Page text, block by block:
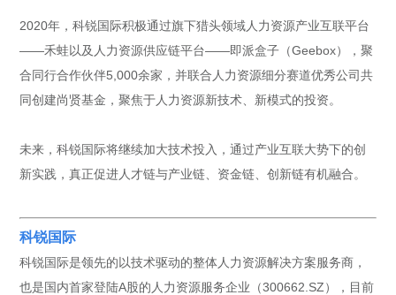
2020年，科锐国际积极通过旗下猎头领域人力资源产业互联平台
——禾蛙以及人力资源供应链平台——即派盒子（Geebox），聚
合同行合作伙伴5,000余家，并联合人力资源细分赛道优秀公司共
同创建尚贤基金，聚焦于人力资源新技术、新模式的投资。
未来，科锐国际将继续加大技术投入，通过产业互联大势下的创
新实践，真正促进人才链与产业链、资金链、创新链有机融合。
科锐国际
科锐国际是领先的以技术驱动的整体人力资源解决方案服务商，
也是国内首家登陆A股的人力资源服务企业（300662.SZ），目前